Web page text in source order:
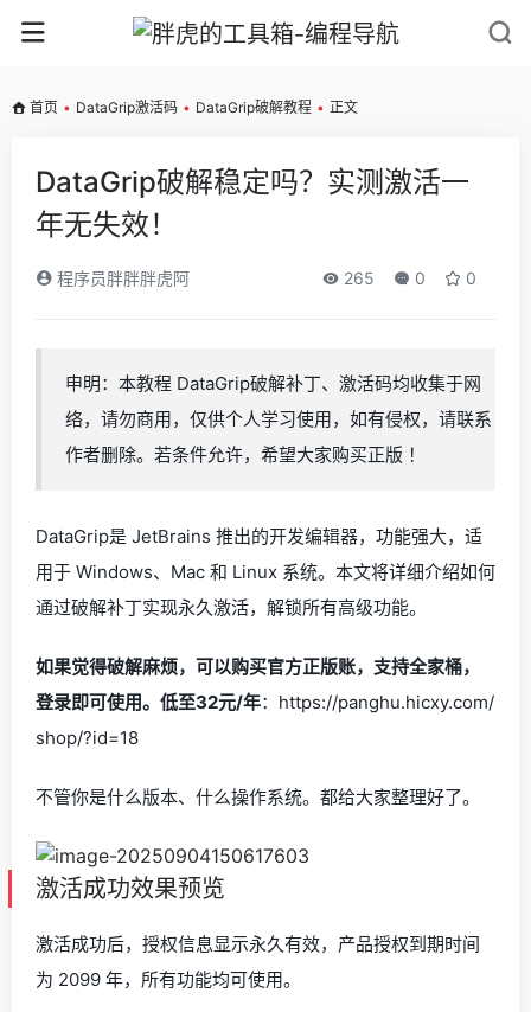
首页 • DataGrip激活码 • DataGrip破解教程 • 正文
DataGrip破解稳定吗？实测激活一
年无失效！
程序员胖胖胖虎阿 265 0 0
申明：本教程 DataGrip破解补丁、激活码均收集于网
络，请勿商用，仅供个人学习使用，如有侵权，请联系
作者删除。若条件允许，希望大家购买正版 ！
DataGrip是 JetBrains 推出的开发编辑器，功能强大，适
用于 Windows、Mac 和 Linux 系统。本文将详细介绍如何
通过破解补丁实现永久激活，解锁所有高级功能。
如果觉得破解麻烦，可以购买官方正版账，支持全家桶，
登录即可使用。低至32元/年：https://panghu.hicxy.com/
shop/?id=18
不管你是什么版本、什么操作系统。都给大家整理好了。
激活成功效果预览
激活成功后，授权信息显示永久有效，产品授权到期时间
为 2099 年，所有功能均可使用。